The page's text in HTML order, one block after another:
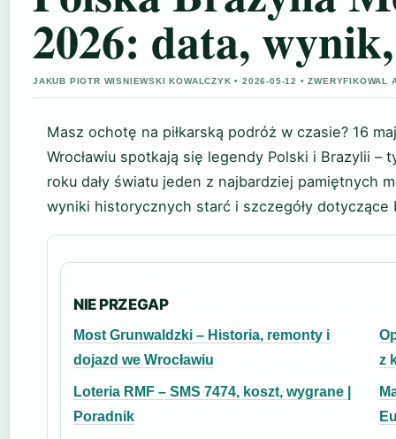
2026: data,
JAKUB PIOTR WISNIEWSKI KOWALCZYK • 2026-05-12 • ZWERYFIKOWAL
Masz ochotę na piłkarską podróż w czasie? 16
Wrocławiu spotkają się legendy Polski i Brazylii
roku dały światu jeden z najbardziej pamiętnych
wyniki historycznych starć i szczegóły
NIE PRZEGAP
Most Grunwaldzki – Historia, remonty i
dojazd we Wrocławiu
z
Loteria RMF – SMS 7474, koszt, wygrane |
Poradnik